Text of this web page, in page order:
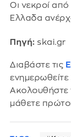
Οι νεκροί
Ελλαδα
Πηγή: skai.gr
Διαβάστε τις
Ακολουθήστε
μάθετε